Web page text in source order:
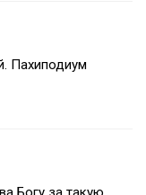
Пахиподиум